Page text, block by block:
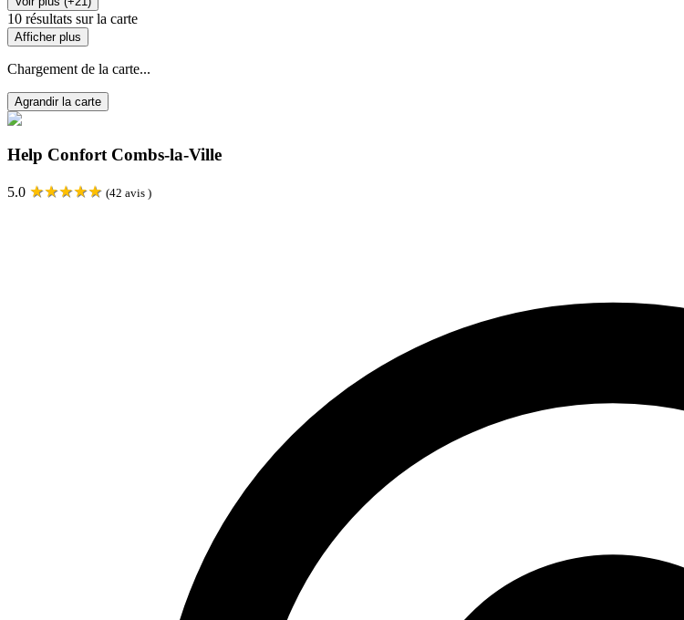
10 résultats sur la carte
Afficher plus
Chargement de la carte...
Agrandir la carte
Help Confort Combs-la-Ville
5.0 ★★★★★ (42 avis )